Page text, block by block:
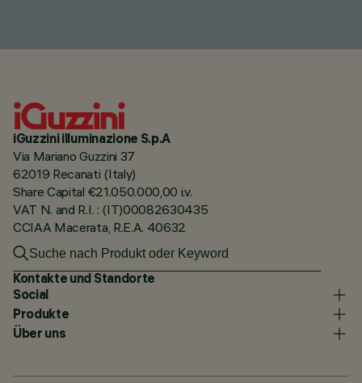
iGuzzini illuminazione S.p.A
Via Mariano Guzzini 37
62019 Recanati (Italy)
Share Capital €21.050.000,00 i.v.
VAT N. and R.I. : (IT)00082630435
CCIAA Macerata, R.E.A. 40632
Kontakte und Standorte
Social
Produkte
Über uns